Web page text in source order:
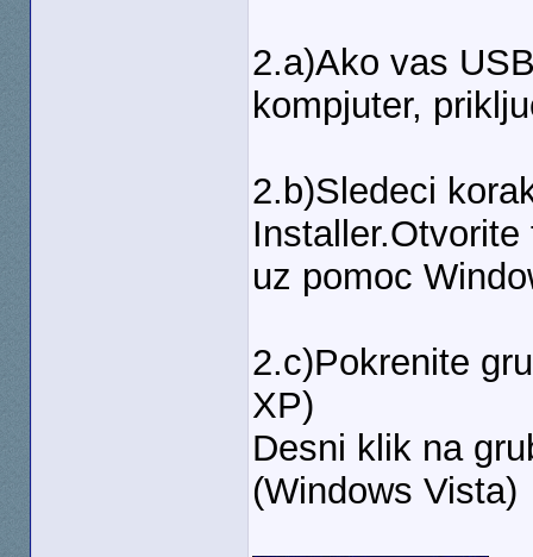
2.a)Ako vas
kompjuter,
2.b)Sledeci
uz pomoc
2.c)Pokrenite
XP)
Desni klik na
(Windows Vista)